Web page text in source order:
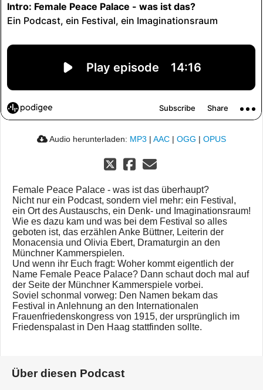
Audio herunterladen: MP3 | AAC | OGG | OPUS
Female Peace Palace - was ist das überhaupt?
Nicht nur ein Podcast, sondern viel mehr: ein Festival,
ein Ort des Austauschs, ein Denk- und Imaginationsraum!
Wie es dazu kam und was bei dem Festival so alles
geboten ist, das erzählen Anke Büttner, Leiterin der
Monacensia und Olivia Ebert, Dramaturgin an den
Münchner Kammerspielen.
Und wenn ihr Euch fragt: Woher kommt eigentlich der
Name Female Peace Palace? Dann schaut doch mal auf
der Seite der Münchner Kammerspiele vorbei.
Soviel schonmal vorweg: Den Namen bekam das
Festival in Anlehnung an den Internationalen
Frauenfriedenskongress von 1915, der ursprünglich im
Friedenspalast in Den Haag stattfinden sollte.
Über diesen Podcast